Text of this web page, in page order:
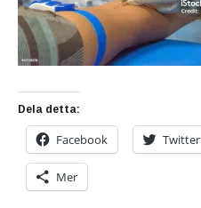
Dela detta:
Facebook Twitter
Mer